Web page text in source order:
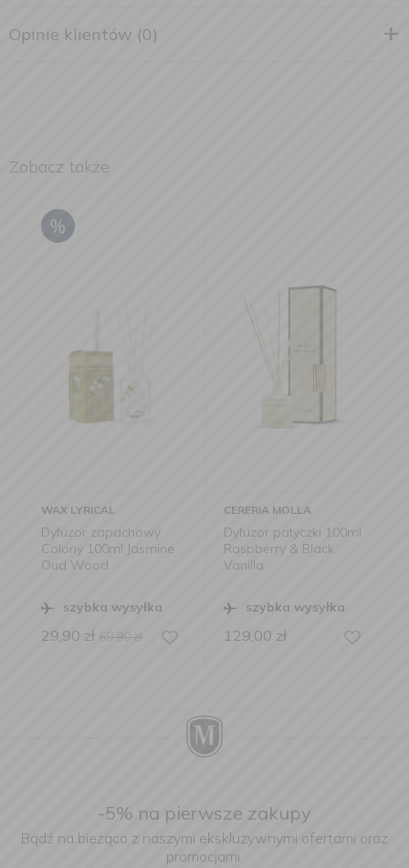
Opinie klientów (0)
Zobacz także
CERERIA MOLLA
Dyfuzor patyczki 100ml
Raspberry & Black
Vanilla
szybka wysyłka
129,00
CERERIA MOLLA
Dyfuzor patyczki
Moroccan Cedar
szybka wysyłka
199,00
-5% na pierwsze zakupy
Bądź na bieżąco z naszymi ekskluzywnymi ofertami oraz
promocjami.